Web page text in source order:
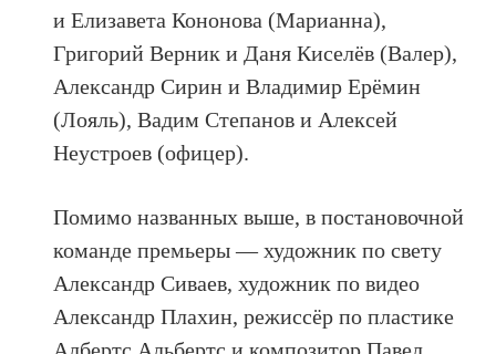
и Елизавета Кононова (Марианна),
Григорий Верник и Даня Киселёв (Валер),
Александр Сирин и Владимир Ерёмин
(Лояль), Вадим Степанов и Алексей
Неустроев (офицер).
Помимо названных выше, в постановочной
команде премьеры — художник по свету
Александр Сиваев, художник по видео
Александр Плахин, режиссёр по пластике